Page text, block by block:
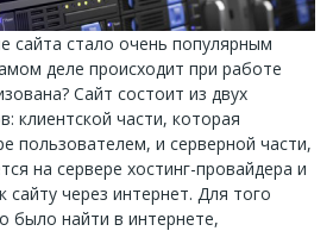
сайта стало очень популярным
деле происходит при работе
Сайт состоит из двух
клиентской части, которая
пользователем, и серверной части,
на сервере хостинг-провайдера и
сайту через интернет. Для того
найти в интернете,